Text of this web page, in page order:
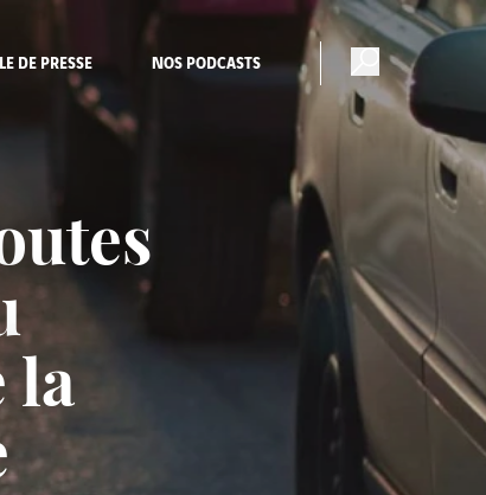
DE PRESSE NOS PODCASTS
la